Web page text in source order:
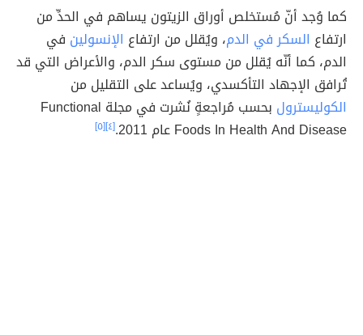
كما وُجد أنّ مُستخلص أوراق الزيتون يساهم في الحدِّ من
ارتفاع السكر في الدم، ويُقلل من ارتفاع الإنسولين في
الدم، كما أنّه يُقلل من مستوى سكر الدم، والأعراض التي قد
تُرافق الإجهاد التأكسدي، ويُساعد على التقليل من
الكوليسترول
بحسب مُراجعةٍ نُشرت في مجلة Functional
Foods In Health And Disease عام 2011.
[٤] [٥]